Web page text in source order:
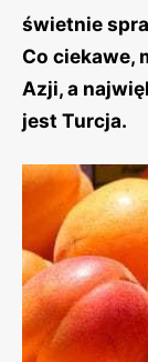
świetnie
Co ciekawe,
Azji, a
jest Turcja.